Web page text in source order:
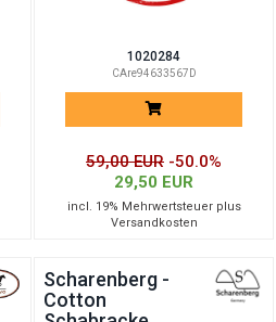
1020284
CAre94633567D
59,00 EUR -50.0%
29,50 EUR
incl. 19% Mehrwertsteuer plus
Versandkosten
Scharenberg -
Cotton